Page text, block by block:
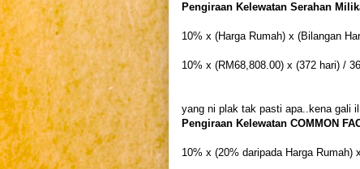
Pengiraan Kelewatan Serahan
10% x (Harga Rumah) x (Bilangan
10% x (RM68,808.00) x (372 hari) /
yang ni plak tak pasti apa..kena gali
Pengiraan Kelewatan COMMON
10% x (20% daripada Harga Rumah)